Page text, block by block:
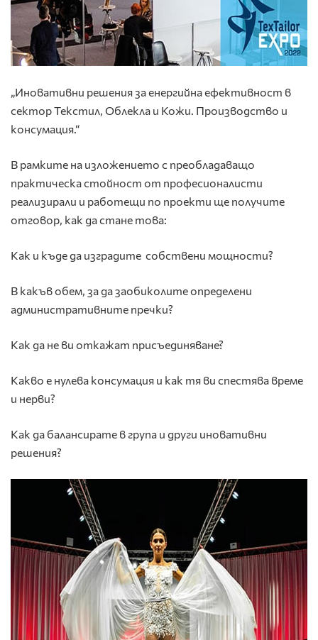
„Иновативни решения за енергийна ефективност в
сектор Текстил, Облекла и Кожи. Производство и
консумация.“
В рамките на изложението с преобладаващо
практическа стойност от професионалисти
реализирали и работещи по проекти ще получите
отговор, как да стане това:
Как и къде да изградите собствени мощности?
В какъв обем, за да заобиколите определени
административните пречки?
Как да не ви откажат присъединяване?
Какво е нулева консумация и как тя ви спестява време
и нерви?
Как да балансирате в група и други иновативни
решения?